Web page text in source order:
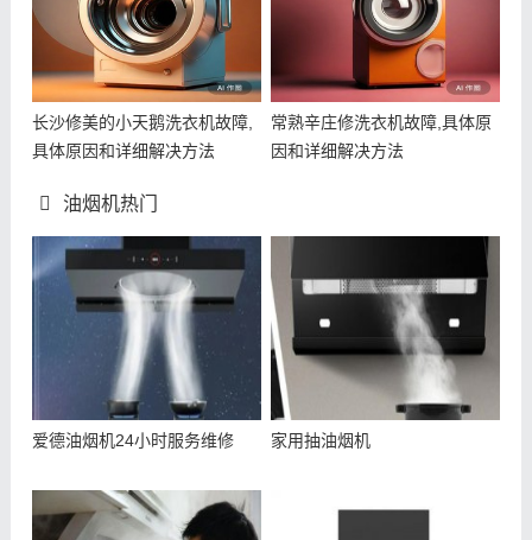
长沙修美的小天鹅洗衣机故障,
具体原因和详细解决方法
常熟辛庄修洗衣机故障,具体原
因和详细解决方法
油烟机热门
爱德油烟机24小时服务维修 家用抽油烟机